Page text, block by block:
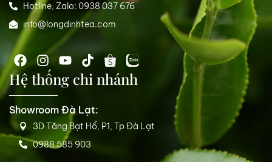
Hotline, Zalo: 0938 037 676
info@longdinhtea.com
Hệ thống chi nhánh
Showroom Đà Lạt:
3D Tăng Bạt Hổ, P1, Tp Đà Lạt
0988 585 903